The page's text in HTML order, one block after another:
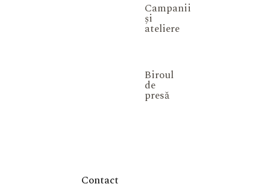
Campanii
și
ateliere
Biroul
de
presă
Contact